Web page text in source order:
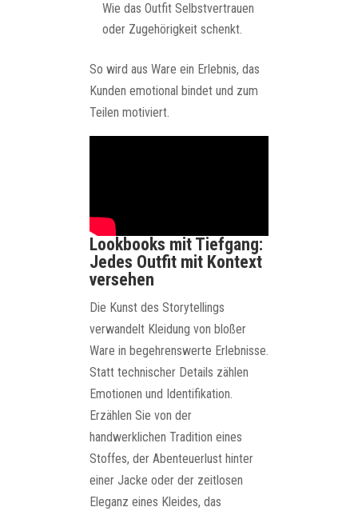
Wie das Outfit Selbstvertrauen
oder Zugehörigkeit schenkt.
So wird aus Ware ein Erlebnis, das
Kunden emotional bindet und zum
Teilen motiviert.
Lookbooks mit Tiefgang:
Jedes Outfit mit Kontext
versehen
Die Kunst des Storytellings
verwandelt Kleidung von bloßer
Ware in begehrenswerte Erlebnisse.
Statt technischer Details zählen
Emotionen und Identifikation.
Erzählen Sie von der
handwerklichen Tradition eines
Stoffes, der Abenteuerlust hinter
einer Jacke oder der zeitlosen
Eleganz eines Kleides, das